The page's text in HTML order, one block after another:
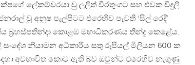
ලේකම්වරයා වු ලලිත් වීරතුංගට සහ එවක විදුලි
වූ අනූෂ පැල්පිටට එරෙහිව පැවති ‘සිල් රෙදි’
බ‍්‍රහස්පතින්දා කොළඹ මහාධිකරණය තීන්දු කෙළේය.
සංදේශ නියාමන අධිකාරිය සතු රුපියල් මිලියන 600 ක
සඳහා අවභාවිත කොට ඇති බව ඔවුන්ට එරෙහිව නැගුණු